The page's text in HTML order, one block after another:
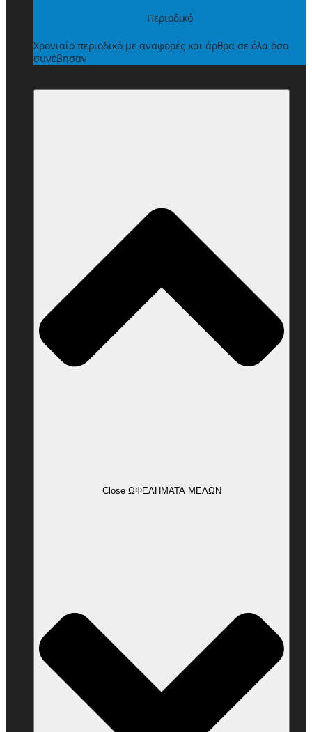
Περιοδικό
Χρονιαίο περιοδικό με αναφορές και άρθρα σε όλα όσα
συνέβησαν
Close ΩΦΕΛΗΜΑΤΑ ΜΕΛΩΝ